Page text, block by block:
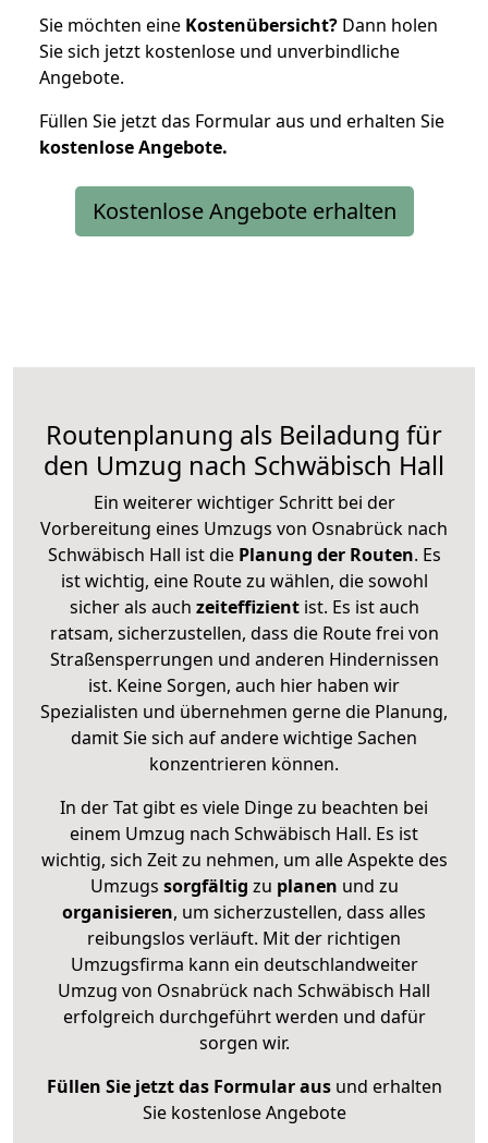
Sie möchten eine Kostenübersicht? Dann holen
Sie sich jetzt kostenlose und unverbindliche
Angebote.
Füllen Sie jetzt das Formular aus und erhalten Sie
kostenloseAngebote.
Kostenlose Angebote erhalten
Routenplanung als Beiladung für
den Umzug nach Schwäbisch Hall
Ein weiterer wichtiger Schritt bei der
Vorbereitung eines Umzugs von Osnabrück nach
Schwäbisch Hall ist diePlanung der Routen. Es
ist wichtig, eine Route zu wählen, die sowohl
sicher als auch zeiteffizientist. Es ist auch
ratsam, sicherzustellen, dass die Route frei von
Straßensperrungen und anderen Hindernissen
ist. Keine Sorgen, auch hier haben wir
Spezialisten und übernehmen gerne die Planung,
damit Sie sich auf andere wichtige Sachen
konzentrieren können.
In der Tat gibt es viele Dinge zu beachten bei
einem Umzug nach Schwäbisch Hall. Es ist
wichtig, sich Zeit zu nehmen, um alle Aspekte des
Umzugs sorgfältig zu planen und zu
organisieren, um sicherzustellen, dass alles
reibungslos verläuft. Mit der richtigen
Umzugsfirma kann ein deutschlandweiter
Umzug von Osnabrück nach Schwäbisch Hall
erfolgreich durchgeführt werden und dafür
sorgen wir.
Füllen Sie jetzt das Formular ausund erhalten
Sie kostenlose Angebote